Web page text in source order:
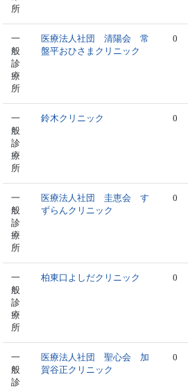
所
一
般
診
療
所
医療法人社団 清陽会 常
盤平おひさまクリニック
0
一
般
診
療
所
鈴木クリニック 0
一
般
診
療
所
医療法人社団 圭恵会 す
ずらんクリニック
0
一
般
診
療
所
柏東口よしだクリニック 0
一
般
診
医療法人社団 聖心会 加
賀谷正クリニック
0